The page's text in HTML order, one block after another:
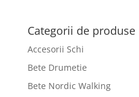
Categorii de produse
Accesorii Schi
Bete Drumetie
Bete Nordic Walking